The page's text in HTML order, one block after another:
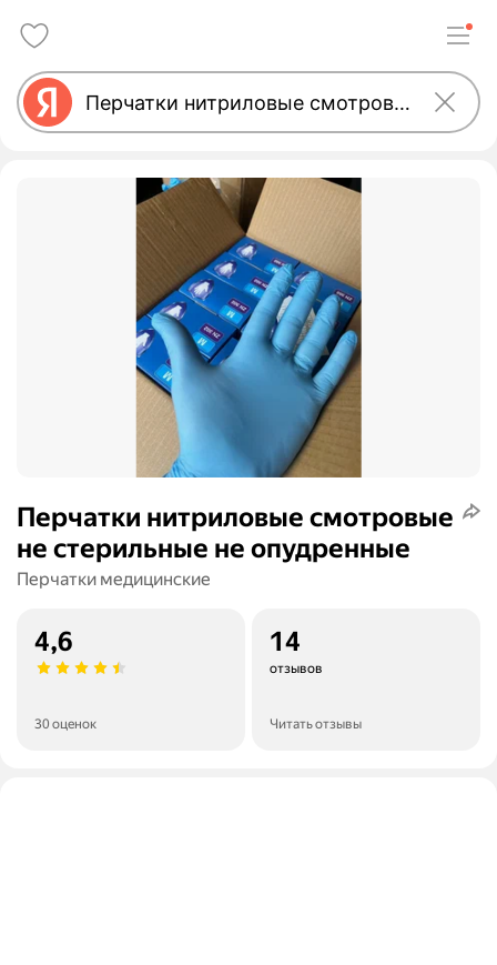
Перчатки нитриловые смотровые
не стерильные не опудренные
Перчатки медицинские
4,6
30 оценок
14
отзывов
Читать отзывы